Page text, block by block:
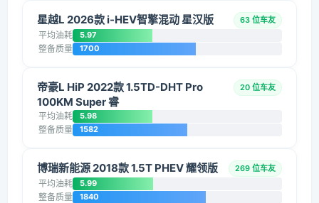
星越L 2026款 i-HEV智擎混动 星汉版 63 位车友
平均油耗 5.97
整备质量 1700
帝豪L HiP 2022款 1.5TD-DHT Pro
100KM Super 睿
20 位车友
平均油耗 5.98
整备质量 1582
博瑞新能源 2018款 1.5T PHEV 耀领版 269 位车友
平均油耗 5.99
整备质量 1840